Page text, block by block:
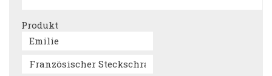
Produkt